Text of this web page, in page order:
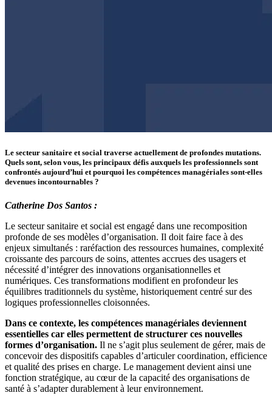
Le secteur sanitaire et social traverse actuellement de profondes mutations.
Quels sont, selon vous, les principaux défis auxquels les professionnels sont
confrontés aujourd’hui et pourquoi les compétences managériales sont-elles
devenues incontournables ?
Catherine Dos Santos :
Le secteur sanitaire et social est engagé dans une recomposition
profonde de ses modèles d’organisation. Il doit faire face à des
enjeux simultanés : raréfaction des ressources humaines, complexité
croissante des parcours de soins, attentes accrues des usagers et
nécessité d’intégrer des innovations organisationnelles et
numériques. Ces transformations modifient en profondeur les
équilibres traditionnels du système, historiquement centré sur des
logiques professionnelles cloisonnées.
Dans ce contexte, les compétences managériales deviennent
essentielles car elles permettent de structurer ces nouvelles
formes d’organisation. Il ne s’agit plus seulement de gérer, mais de
concevoir des dispositifs capables d’articuler coordination, efficience
et qualité des prises en charge. Le management devient ainsi une
fonction stratégique, au cœur de la capacité des organisations de
santé à s’adapter durablement à leur environnement.